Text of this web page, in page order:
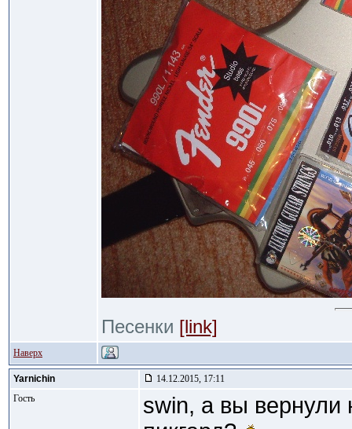
Песенки [link]
Наверх
Yarnichin
14.12.2015, 17:11
Гость
swin, а вы вернули